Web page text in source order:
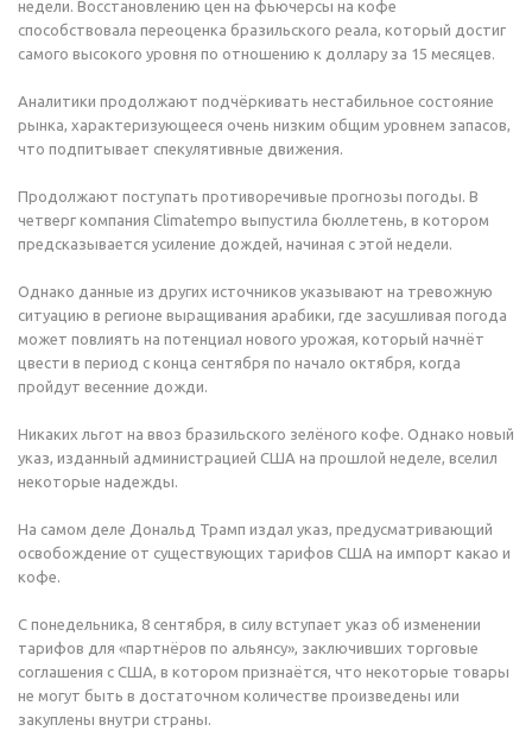
недели. Восстановлению цен на фьючерсы на кофе
способствовала переоценка бразильского реала, который достиг
самого высокого уровня по отношению к доллару за 15 месяцев.
Аналитики продолжают подчёркивать нестабильное состояние
рынка, характеризующееся очень низким общим уровнем запасов,
что подпитывает спекулятивные движения.
Продолжают поступать противоречивые прогнозы погоды. В
четверг компания Climatempo выпустила бюллетень, в котором
предсказывается усиление дождей, начиная с этой недели.
Однако данные из других источников указывают на тревожную
ситуацию в регионе выращивания арабики, где засушливая погода
может повлиять на потенциал нового урожая, который начнёт
цвести в период с конца сентября по начало октября, когда
пройдут весенние дожди.
Никаких льгот на ввоз бразильского зелёного кофе. Однако новый
указ, изданный администрацией США на прошлой неделе, вселил
некоторые надежды.
На самом деле Дональд Трамп издал указ, предусматривающий
освобождение от существующих тарифов США на импорт какао и
кофе.
С понедельника, 8 сентября, в силу вступает указ об изменении
тарифов для «партнёров по альянсу», заключивших торговые
соглашения с США, в котором признаётся, что некоторые товары
не могут быть в достаточном количестве произведены или
закуплены внутри страны.